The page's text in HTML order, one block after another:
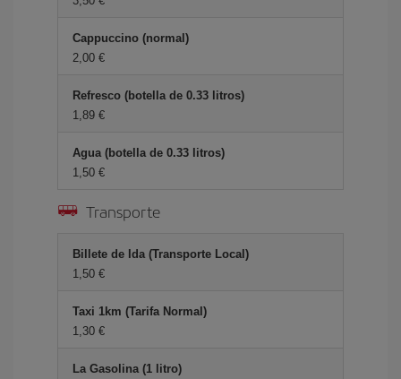
Cappuccino (normal)
2,00 €
Refresco (botella de 0.33 litros)
1,89 €
Agua (botella de 0.33 litros)
1,50 €
Transporte
Billete de Ida (Transporte Local)
1,50 €
Taxi 1km (Tarifa Normal)
1,30 €
La Gasolina (1 litro)